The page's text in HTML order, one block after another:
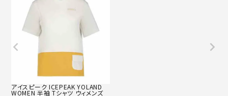
アイスピーク ICEPEAK YOLAND
WOMEN 半袖 Tシャツ ウィメンズ